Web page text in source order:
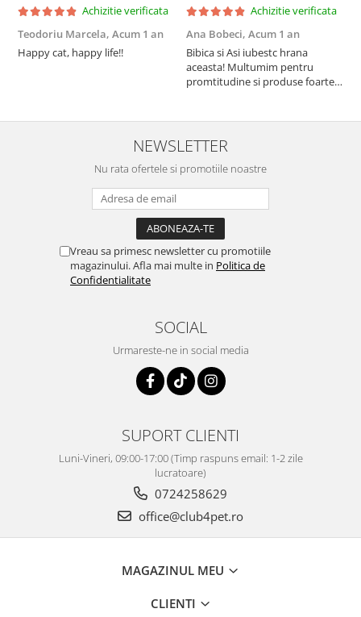
Achizitie verificata
Teodoriu Marcela, Acum 1 an
Happy cat, happy life!!
Achizitie verificata
Ana Bobeci, Acum 1 an
Bibica si Asi iubestc hrana
aceasta! Multumim pentru
promtitudine si produse foarte
NEWSLETTER
Nu rata ofertele si promotiile noastre
Vreau sa primesc newsletter cu promotiile
magazinului. Afla mai multe in Politica de
Confidentialitate
SOCIAL
Urmareste-ne in social media
SUPORT CLIENTI
Luni-Vineri, 09:00-17:00 (Timp raspuns email: 1-2 zile
lucratoare)
0724258629
office@club4pet.ro
MAGAZINUL MEU
CLIENTI